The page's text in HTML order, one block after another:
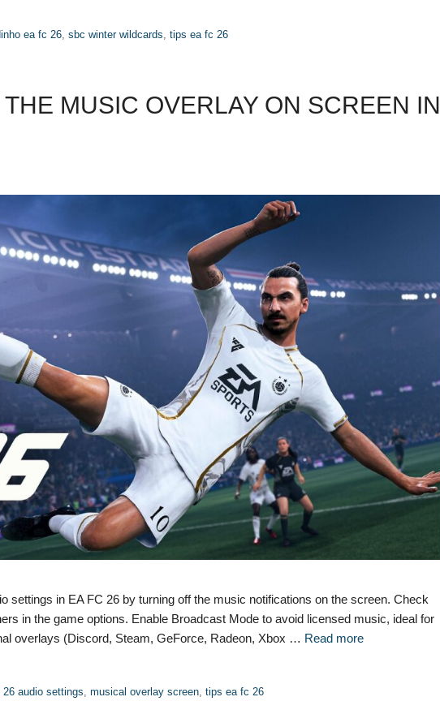
ea fc 26,sbc winter wildcards,tips ea fc 26
MUSIC OVERLAY ON SCREEN IN
settings in EA FC 26 by turning off the music notifications on the screen. Check
in the game options. Enable Broadcast Mode to avoid licensed music, ideal for
overlays (Discord, Steam, GeForce, Radeon, Xbox … Read more
26 audio settings,musical overlay screen,tips ea fc 26